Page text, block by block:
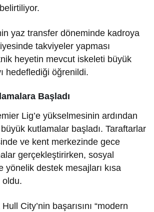
yaz transfer döneminde kadroya
takviyeler yapması
heyetin mevcut iskeleti büyük
hedeflediği öğrenildi.
Başladı
Lig’e yükselmesinin ardından
kutlamalar başladı. Taraftarlar
ve kent merkezinde gece
gerçekleştirirken, sosyal
yönelik destek mesajları kısa
oldu.
City’nin başarısını “modern